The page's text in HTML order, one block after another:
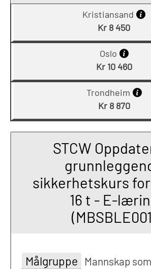
Kristiansand
Kr 8 450
Oslo
Kr 10 460
Trondheim
Kr 8 870
STCW
sikkerhetskurs
16 t - E-
Målgruppe
Mannskap